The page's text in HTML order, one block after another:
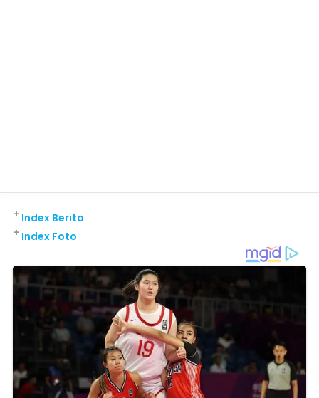
Index Berita
+
Index Foto
+